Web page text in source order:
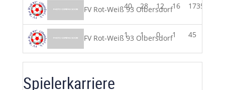
FV Rot-Weiß 93 Olbersdorf
40 28 12 16 1735
FV Rot-Weiß 93 Olbersdorf
1 1 0 1 45
Spielerkarriere